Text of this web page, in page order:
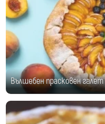
Вълшебен прасковен галет